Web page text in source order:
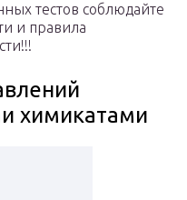
тестов соблюдайте
и правила
химикатами